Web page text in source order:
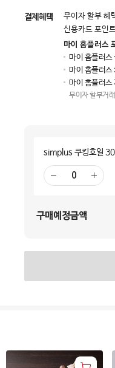
결제혜택
무이자 할부 혜
신용카드 포인
마이 홈플러스
마이 홈플러스
마이 홈플러스
마이 홈플러스
무이자 할부거
simplus 쿠킹호일
기
더
하
구매예정금액